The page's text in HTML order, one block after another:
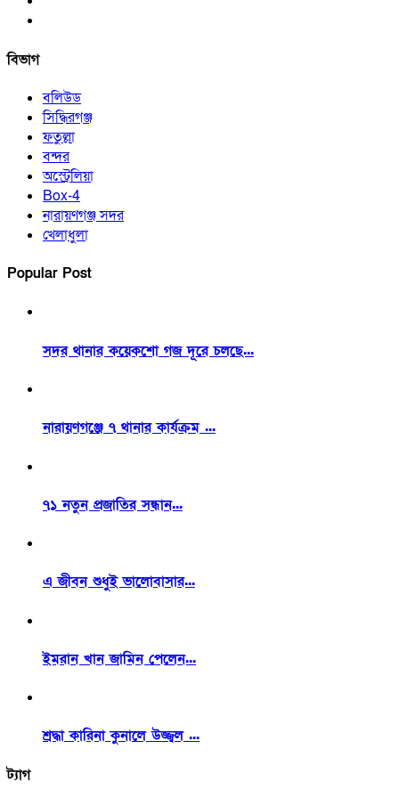
বিভাগ
বলিউড
সিদ্ধিরগঞ্জ
ফতুল্লা
বন্দর
অস্ট্রেলিয়া
Box-4
নারায়ণগঞ্জ সদর
খেলাধুলা
Popular Post
সদর থানার কয়েকশো গজ দূরে চলছে...
নারায়ণগঞ্জে ৭ থানার কার্যক্রম ...
৭১ নতুন প্রজাতির সন্ধান...
এ জীবন শুধুই ভালোবাসার...
ইমরান খান জামিন পেলেন...
শ্রদ্ধা কারিনা কুনালে উজ্জ্বল ...
ট্যাগ